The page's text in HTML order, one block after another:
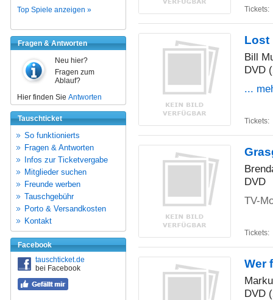
Top Spiele anzeigen »
Fragen & Antworten
Neu hier?
Fragen zum
Ablauf?
Hier finden Sie Antworten
Tauschticket
So funktionierts
Fragen & Antworten
Infos zur Ticketvergabe
Mitglieder suchen
Freunde werben
Tauschgebühr
Porto & Versandkosten
Kontakt
Facebook
tauschticket.de
bei Facebook
Tickets:
Lost
Bill
DVD
...
Tickets:
DVD
TV-
Tickets:
Wer
DVD